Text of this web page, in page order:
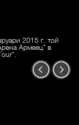
2015 г. той
Армеец" в